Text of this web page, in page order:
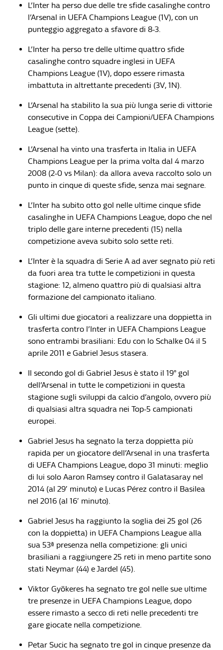
L’Inter ha perso due delle tre sfide casalinghe contro
l’Arsenal in UEFA Champions League (1V), con un
punteggio aggregato a sfavore di 8-3.
L’Inter ha perso tre delle ultime quattro sfide
casalinghe contro squadre inglesi in UEFA
Champions League (1V), dopo essere rimasta
imbattuta in altrettante precedenti (3V, 1N).
L’Arsenal ha stabilito la sua più lunga serie di vittorie
consecutive in Coppa dei Campioni/UEFA Champions
League (sette).
L’Arsenal ha vinto una trasferta in Italia in UEFA
Champions League per la prima volta dal 4 marzo
2008 (2-0 vs Milan): da allora aveva raccolto solo un
punto in cinque di queste sfide, senza mai segnare.
L’Inter ha subito otto gol nelle ultime cinque sfide
casalinghe in UEFA Champions League, dopo che nel
triplo delle gare interne precedenti (15) nella
competizione aveva subito solo sette reti.
L’Inter è la squadra di Serie A ad aver segnato più reti
da fuori area tra tutte le competizioni in questa
stagione: 12, almeno quattro più di qualsiasi altra
formazione del campionato italiano.
Gli ultimi due giocatori a realizzare una doppietta in
trasferta contro l’Inter in UEFA Champions League
sono entrambi brasiliani: Edu con lo Schalke 04 il 5
aprile 2011 e Gabriel Jesus stasera.
Il secondo gol di Gabriel Jesus è stato il 19° gol
dell’Arsenal in tutte le competizioni in questa
stagione sugli sviluppi da calcio d’angolo, ovvero più
di qualsiasi altra squadra nei Top-5 campionati
europei.
Gabriel Jesus ha segnato la terza doppietta più
rapida per un giocatore dell’Arsenal in una trasferta
di UEFA Champions League, dopo 31 minuti: meglio
di lui solo Aaron Ramsey contro il Galatasaray nel
2014 (al 29′ minuto) e Lucas Pérez contro il Basilea
nel 2016 (al 16′ minuto).
Gabriel Jesus ha raggiunto la soglia dei 25 gol (26
con la doppietta) in UEFA Champions League alla
sua 53ª presenza nella competizione: gli unici
brasiliani a raggiungere 25 reti in meno partite sono
stati Neymar (44) e Jardel (45).
Viktor Gyökeres ha segnato tre gol nelle sue ultime
tre presenze in UEFA Champions League, dopo
essere rimasto a secco di reti nelle precedenti tre
gare giocate nella competizione.
Petar Sucic ha segnato tre gol in cinque presenze da